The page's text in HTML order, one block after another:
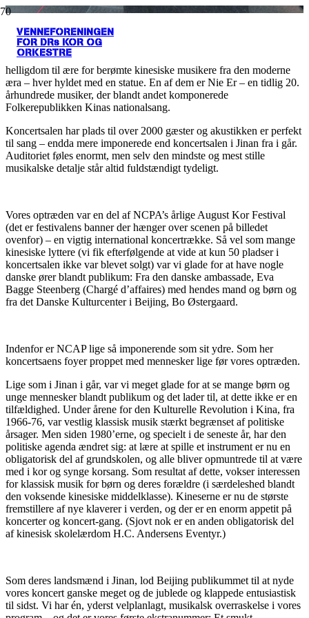
VENNEFORENINGEN
FOR DRs KOR OG
ORKESTRE
Indenfor er bygningen flot, rummelig og indeholder mange
interessante aktiviteter inklusiv et galleri der minder om en
helligdom til ære for berømte kinesiske musikere fra den moderne
æra – hver hyldet med en statue. En af dem er Nie Er – en tidlig 20.
århundrede musiker, der blandt andet komponerede
Folkerepublikken Kinas nationalsang.
Koncertsalen har plads til over 2000 gæster og akustikken er perfekt
til sang – endda mere imponerede end koncertsalen i Jinan fra i går.
Auditoriet føles enormt, men selv den mindste og mest stille
musikalske detalje står altid fuldstændigt tydeligt.
Vores optræden var en del af NCPA’s årlige August Kor Festival
(det er festivalens banner der hænger over scenen på billedet
ovenfor) – en vigtig international koncertrække. Så vel som mange
kinesiske lyttere (vi fik efterfølgende at vide at kun 50 pladser i
koncertsalen ikke var blevet solgt) var vi glade for at have nogle
danske ører blandt publikum: Fra den danske ambassade, Eva
Bagge Steenberg (Chargé d’affaires) med hendes mand og børn og
fra det Danske Kulturcenter i Beijing, Bo Østergaard.
Indenfor er NCAP lige så imponerende som sit ydre. Som her
koncertsaens foyer proppet med mennesker lige før vores optræden.
Lige som i Jinan i går, var vi meget glade for at se mange børn og
unge mennesker blandt publikum og det lader til, at dette ikke er en
tilfældighed. Under årene for den Kulturelle Revolution i Kina, fra
1966-76, var vestlig klassisk musik stærkt begrænset af politiske
årsager. Men siden 1980’erne, og specielt i de seneste år, har den
politiske agenda ændret sig: at lære at spille et instrument er nu en
obligatorisk del af grundskolen, og alle bliver opmuntrede til at være
med i kor og synge korsang. Som resultat af dette, vokser interessen
for klassisk musik for børn og deres forældre (i særdeleshed blandt
den voksende kinesiske middelklasse). Kineserne er nu de største
fremstillere af nye klaverer i verden, og der er en enorm appetit på
koncerter og koncert-gang. (Sjovt nok er en anden obligatorisk del
af kinesisk skolelærdom H.C. Andersens Eventyr.)
Som deres landsmænd i Jinan, lod Beijing publikummet til at nyde
vores koncert ganske meget og de jublede og klappede entusiastisk
til sidst. Vi har én, yderst velplanlagt, musikalsk overraskelse i vores